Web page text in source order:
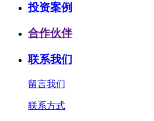
投资案例
合作伙伴
联系我们
留言我们
联系方式